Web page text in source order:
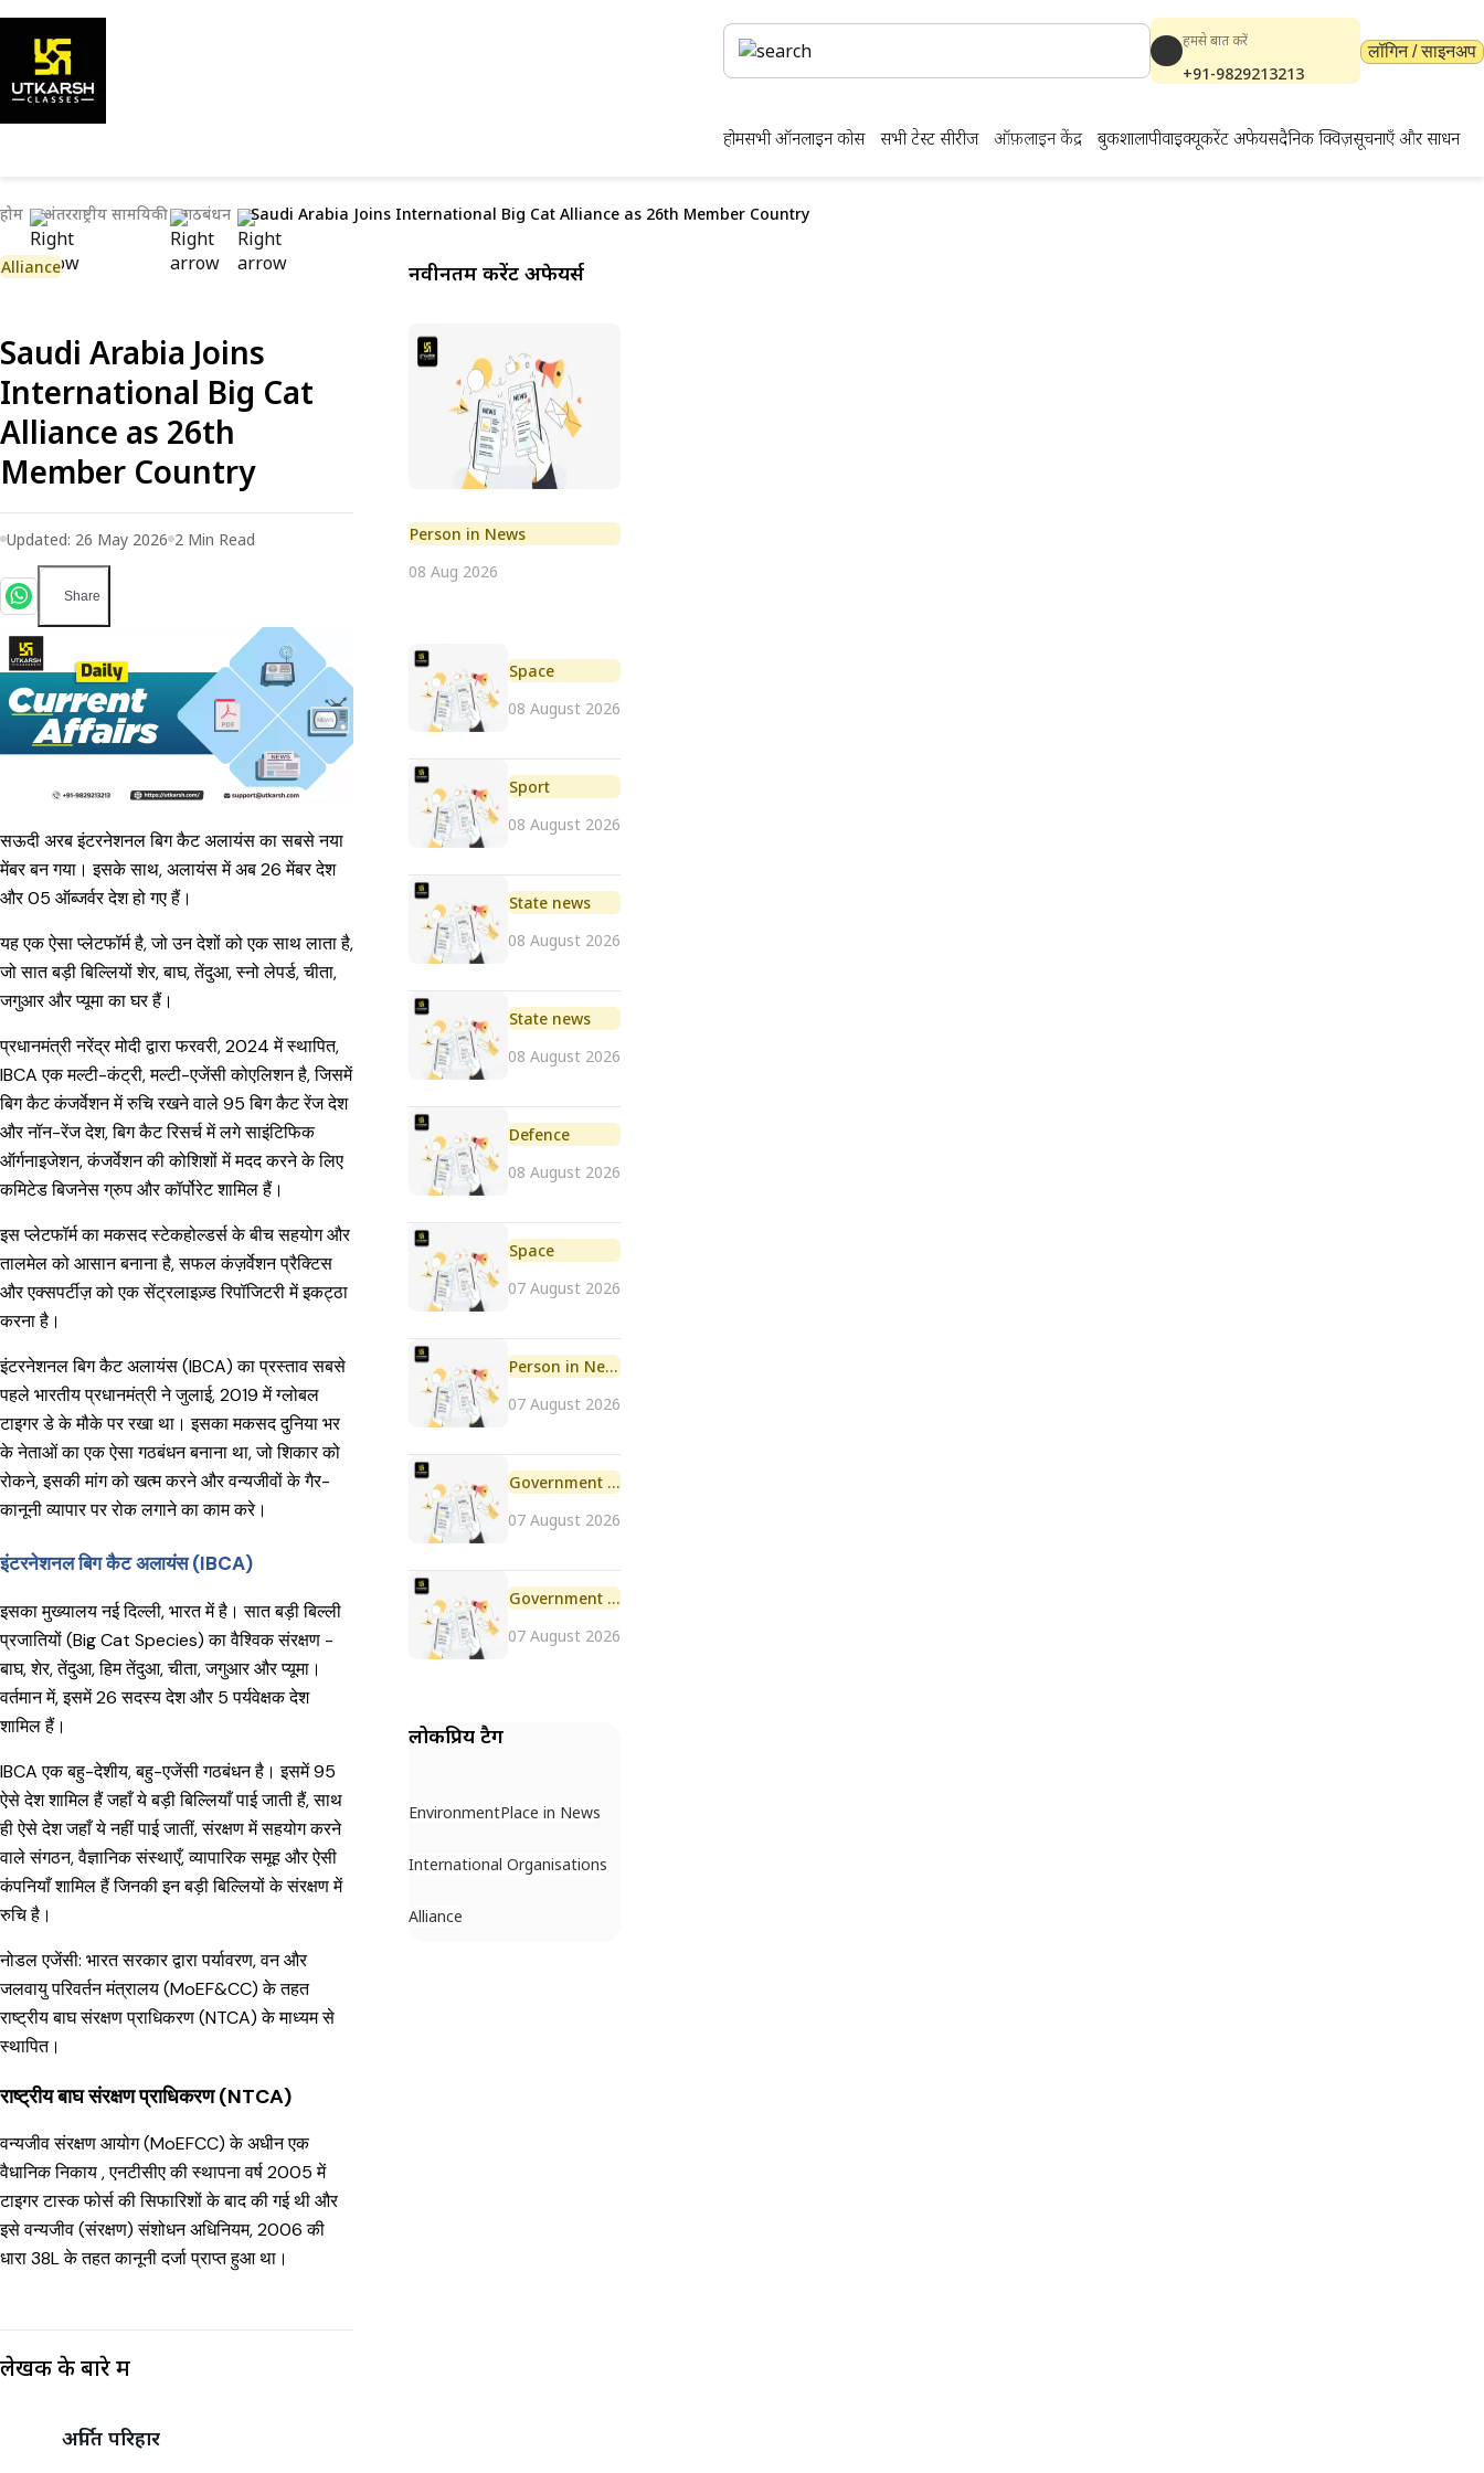
हमसे बात करें
+91-9829213213
लॉगिन / साइनअप
होमसभी ऑनलाइन कोर्स सभी टेस्ट सीरीज ऑफ़लाइन केंद्र बुकशालापीवाईक्यूकरेंट अफेयर्सदैनिक क्विज़सूचनाएँ और साधन
होम अंतरराष्ट्रीय सामयिकी गठबंधन Saudi Arabia Joins International Big Cat Alliance as 26th Member Country
Alliance
Saudi Arabia Joins
International Big Cat
Alliance as 26th
Member Country
Updated: 26 May 2026 2 Min Read
Share
सऊदी अरब इंटरनेशनल बिग कैट अलायंस का सबसे नया
मेंबर बन गया। इसके साथ, अलायंस में अब 26 मेंबर देश
और 05 ऑब्जर्वर देश हो गए हैं।
यह एक ऐसा प्लेटफॉर्म है, जो उन देशों को एक साथ लाता है,
जो सात बड़ी बिल्लियों शेर, बाघ, तेंदुआ, स्नो लेपर्ड, चीता,
जगुआर और प्यूमा का घर हैं।
प्रधानमंत्री नरेंद्र मोदी द्वारा फरवरी, 2024 में स्थापित,
IBCA एक मल्टी-कंट्री, मल्टी-एजेंसी कोएलिशन है, जिसमें
बिग कैट कंजर्वेशन में रुचि रखने वाले 95 बिग कैट रेंज देश
और नॉन-रेंज देश, बिग कैट रिसर्च में लगे साइंटिफिक
ऑर्गनाइजेशन, कंजर्वेशन की कोशिशों में मदद करने के लिए
कमिटेड बिजनेस ग्रुप और कॉर्पोरेट शामिल हैं।
इस प्लेटफॉर्म का मकसद स्टेकहोल्डर्स के बीच सहयोग और
तालमेल को आसान बनाना है, सफल कंज़र्वेशन प्रैक्टिस
और एक्सपर्टीज़ को एक सेंट्रलाइज़्ड रिपॉजिटरी में इकट्ठा
करना है।
इंटरनेशनल बिग कैट अलायंस (IBCA) का प्रस्ताव सबसे
पहले भारतीय प्रधानमंत्री ने जुलाई, 2019 में ग्लोबल
टाइगर डे के मौके पर रखा था। इसका मकसद दुनिया भर
के नेताओं का एक ऐसा गठबंधन बनाना था, जो शिकार को
रोकने, इसकी मांग को खत्म करने और वन्यजीवों के गैर-
कानूनी व्यापार पर रोक लगाने का काम करे।
इंटरनेशनल बिग कैट अलायंस (IBCA)
इसका मुख्यालय नई दिल्ली, भारत में है। सात बड़ी बिल्ली
प्रजातियों (Big Cat Species) का वैश्विक संरक्षण -
बाघ, शेर, तेंदुआ, हिम तेंदुआ, चीता, जगुआर और प्यूमा।
वर्तमान में, इसमें 26 सदस्य देश और 5 पर्यवेक्षक देश
शामिल हैं।
IBCA एक बहु-देशीय, बहु-एजेंसी गठबंधन है। इसमें 95
ऐसे देश शामिल हैं जहाँ ये बड़ी बिल्लियाँ पाई जाती हैं, साथ
ही ऐसे देश जहाँ ये नहीं पाई जातीं, संरक्षण में सहयोग करने
वाले संगठन, वैज्ञानिक संस्थाएँ, व्यापारिक समूह और ऐसी
कंपनियाँ शामिल हैं जिनकी इन बड़ी बिल्लियों के संरक्षण में
रुचि है।
नोडल एजेंसी: भारत सरकार द्वारा पर्यावरण, वन और
जलवायु परिवर्तन मंत्रालय (MoEF&CC) के तहत
राष्ट्रीय बाघ संरक्षण प्राधिकरण (NTCA) के माध्यम से
स्थापित।
राष्ट्रीय बाघ संरक्षण प्राधिकरण (NTCA)
वन्यजीव संरक्षण आयोग (MoEFCC) के अधीन एक
वैधानिक निकाय , एनटीसीए की स्थापना वर्ष 2005 में
टाइगर टास्क फोर्स की सिफारिशों के बाद की गई थी और
इसे वन्यजीव (संरक्षण) संशोधन अधिनियम, 2006 की
धारा 38L के तहत कानूनी दर्जा प्राप्त हुआ था।
लेखक के बारे में
अर्पित परिहार
नवीनतम करेंट अफेयर्स
Person in News
08 Aug 2026
Space
08 August 2026
Sport
08 August 2026
State news
08 August 2026
State news
08 August 2026
Defence
08 August 2026
Space
07 August 2026
Person in News
07 August 2026
Government Initiative
07 August 2026
Government Scheme
07 August 2026
लोकप्रिय टैग
EnvironmentPlace in News
International Organisations
Alliance